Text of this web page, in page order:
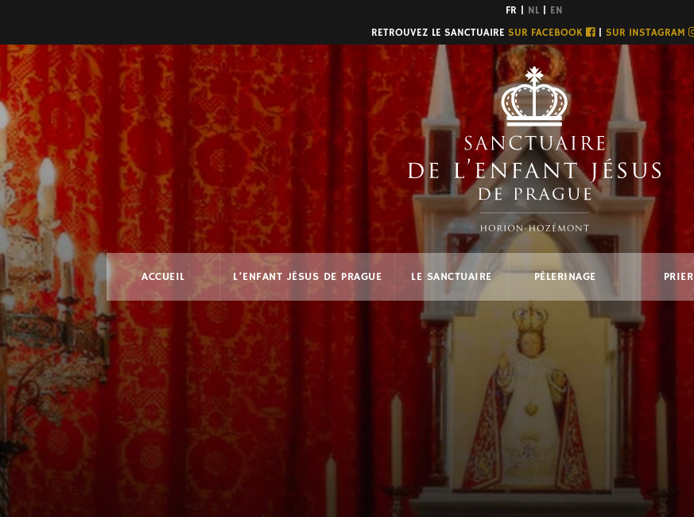
FR | NL
EN
RETROUVEZ LE SANCTUAIRE SUR FACEBOOK | SUR INSTAGRAM
ACCUEIL L’ENFANT JÉSUS DE PRAGUE LE SANCTUAIRE PÈLERINAGE PRIER